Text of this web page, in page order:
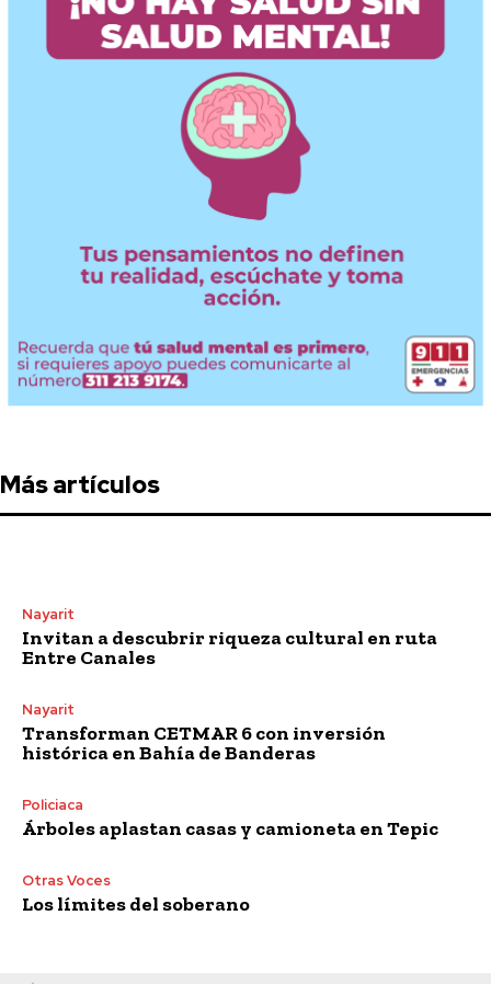
Más artículos
Nayarit
Invitan a descubrir riqueza cultural en ruta
Entre Canales
Nayarit
Transforman CETMAR 6 con inversión
histórica en Bahía de Banderas
Policiaca
Árboles aplastan casas y camioneta en Tepic
Otras Voces
Los límites del soberano